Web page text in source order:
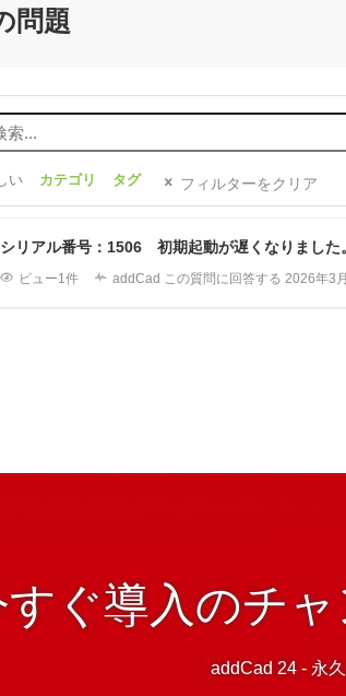
問題
い カテゴリ タグ フィルターをクリア
シリアル番号：1506 初期起動が遅くなりました
ビュー1件 addCad この質問に回答する 2026年3
すぐ導入のチ
addCad 24 - 永